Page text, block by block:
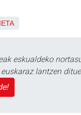
eskualdeko
lantzen